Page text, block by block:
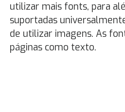
utilizar mais fonts, para
suportadas
de utilizar imagens. As
páginas como texto.